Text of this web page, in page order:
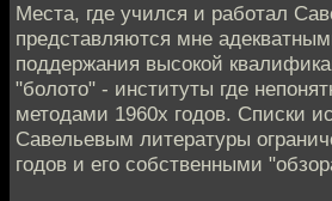
Места, где учился и работал
представляются мне
поддержания высокой
"болото" - институты где
методами 1960х годов. Списки
Савельевым литературы
годов и его собственными